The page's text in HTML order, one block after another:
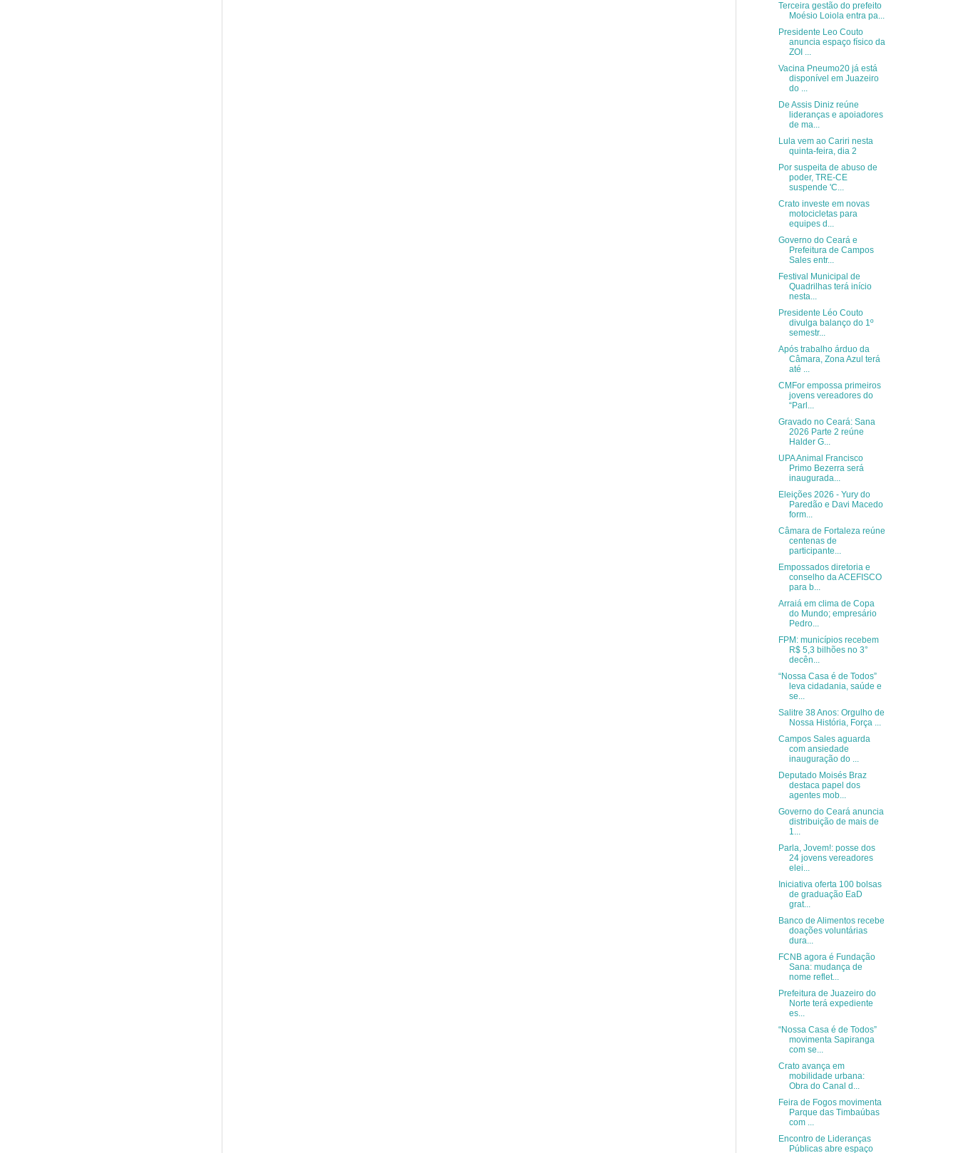
Terceira gestão do prefeito
Moésio Loiola entra pa...
Presidente Leo Couto
anuncia espaço físico da
ZOI ...
Vacina Pneumo20 já está
disponível em Juazeiro
do ...
De Assis Diniz reúne
lideranças e apoiadores
de ma...
Lula vem ao Cariri nesta
quinta-feira, dia 2
Por suspeita de abuso de
poder, TRE-CE
suspende 'C...
Crato investe em novas
motocicletas para
equipes d...
Governo do Ceará e
Prefeitura de Campos
Sales entr...
Festival Municipal de
Quadrilhas terá início
nesta...
Presidente Léo Couto
divulga balanço do 1º
semestr...
Após trabalho árduo da
Câmara, Zona Azul terá
até ...
CMFor empossa primeiros
jovens vereadores do
“Parl...
Gravado no Ceará: Sana
2026 Parte 2 reúne
Halder G...
UPA Animal Francisco
Primo Bezerra será
inaugurada...
Eleições 2026 - Yury do
Paredão e Davi Macedo
form...
Câmara de Fortaleza reúne
centenas de
participante...
Empossados diretoria e
conselho da ACEFISCO
para b...
Arraiá em clima de Copa
do Mundo; empresário
Pedro...
FPM: municípios recebem
R$ 5,3 bilhões no 3°
decên...
“Nossa Casa é de Todos”
leva cidadania, saúde e
se...
Salitre 38 Anos: Orgulho de
Nossa História, Força ...
Campos Sales aguarda
com ansiedade
inauguração do ...
Deputado Moisés Braz
destaca papel dos
agentes mob...
Governo do Ceará anuncia
distribuição de mais de
1...
Parla, Jovem!: posse dos
24 jovens vereadores
elei...
Iniciativa oferta 100 bolsas
de graduação EaD
grat...
Banco de Alimentos recebe
doações voluntárias
dura...
FCNB agora é Fundação
Sana: mudança de
nome reflet...
Prefeitura de Juazeiro do
Norte terá expediente
es...
“Nossa Casa é de Todos”
movimenta Sapiranga
com se...
Crato avança em
mobilidade urbana:
Obra do Canal d...
Feira de Fogos movimenta
Parque das Timbaúbas
com ...
Encontro de Lideranças
Públicas abre espaço